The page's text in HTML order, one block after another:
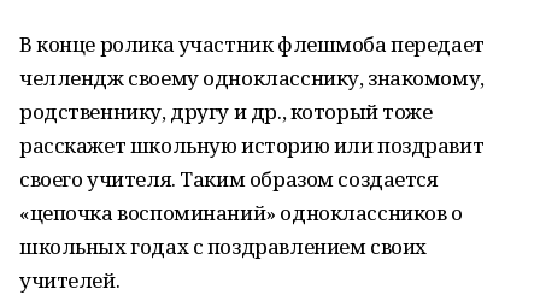
В конце ролика участник флешмоба передает
челлендж своему однокласснику, знакомому,
родственнику, другу и др., который тоже
расскажет школьную историю или поздравит
своего учителя. Таким образом создается
«цепочка воспоминаний» одноклассников о
школьных годах с поздравлением своих
учителей.